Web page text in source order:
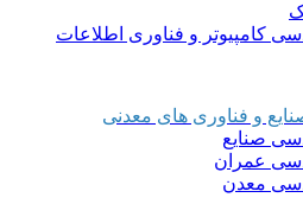
کامپیوتر و فناوری اطلاعات
و فناوری های معدنی
صنایع
عمران
معدن